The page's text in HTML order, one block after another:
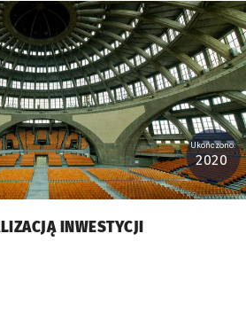
Ukończono:
2020
INWESTYCJI